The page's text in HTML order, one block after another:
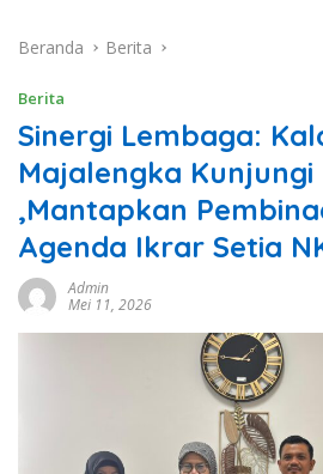
Beranda Berita
Berita
Sinergi Lembaga:
Majalengka Kunjungi
,Mantapkan
Agenda Ikrar Setia
Admin
Mei 11, 2026